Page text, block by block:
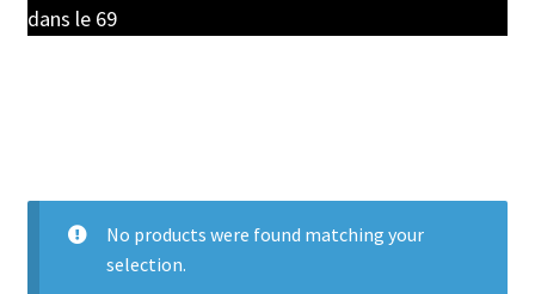
dans le 69
No products were found matching your
selection.